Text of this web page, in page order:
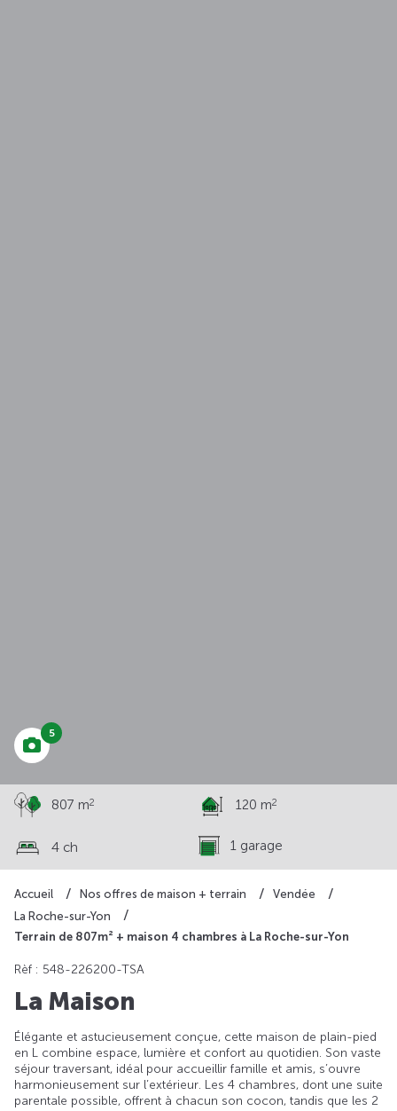
Accueil Nos offres de maison + terrain
Vendée
La Roche-sur-Yon
Terrain de 807m² + maison 4 chambres à La Roche-sur-Yon
5
807 m2 120 m2
4 ch 1 garage
Rèf : 548-226200-TSA
La Maison
Élégante et astucieusement conçue, cette maison de plain-pied
en L combine espace, lumière et confort au quotidien. Son vaste
séjour traversant, idéal pour accueillir famille et amis, s’ouvre
harmonieusement sur l’extérieur. Les 4 chambres, dont une suite
parentale possible, offrent à chacun son cocon, tandis que les 2